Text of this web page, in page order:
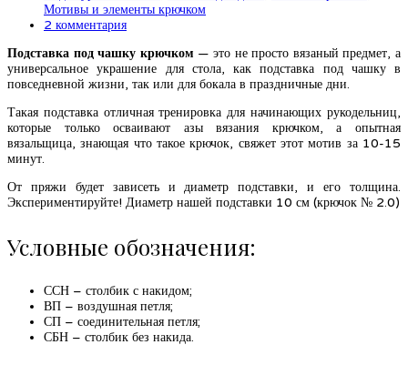
Мотивы и элементы крючком
2 комментария
Подставка под чашку крючком — это не просто вязаный предмет, а
универсальное украшение для стола, как подставка под чашку в
повседневной жизни, так или для бокала в праздничные дни.
Такая подставка отличная тренировка для начинающих рукодельниц,
которые только осваивают азы вязания крючком, а опытная
вязальщица, знающая что такое крючок, свяжет этот мотив за 10-15
минут.
От пряжи будет зависеть и диаметр подставки, и его толщина.
Экспериментируйте! Диаметр нашей подставки 10 см (крючок № 2.0)
Условные обозначения:
ССН – столбик с накидом;
ВП – воздушная петля;
СП – соединительная петля;
СБН – столбик без накида.